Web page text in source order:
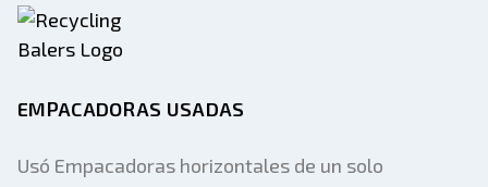
EMPACADORAS USADAS
Usó Empacadoras horizontales de un solo